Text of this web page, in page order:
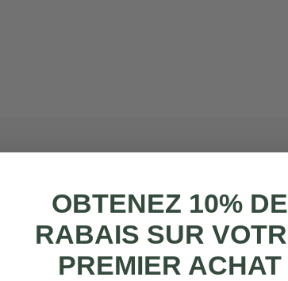
OBTENEZ 10% DE
RABAIS SUR
PREMIER ACHAT